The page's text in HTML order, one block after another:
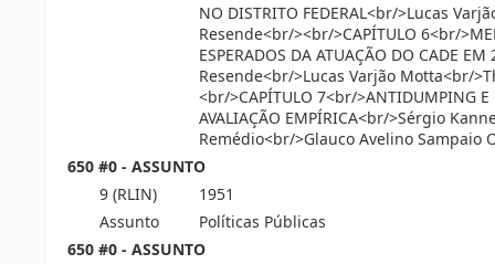
NO DISTRITO FEDERAL<br/>Lucas
Resende<br/><br/>CAPÍTULO 6<br/
ESPERADOS DA ATUAÇÃO DO CADE
Resende<br/>Lucas Varjão Motta<br/
<br/>CAPÍTULO 7<br/>ANTIDUMPING E
AVALIAÇÃO EMPÍRICA<br/>Sérgio
Remédio<br/>Glauco Avelino Sampaio
650 #0 - ASSUNTO
9 (RLIN)
1951
Assunto
Políticas Públicas
650 #0 - ASSUNTO